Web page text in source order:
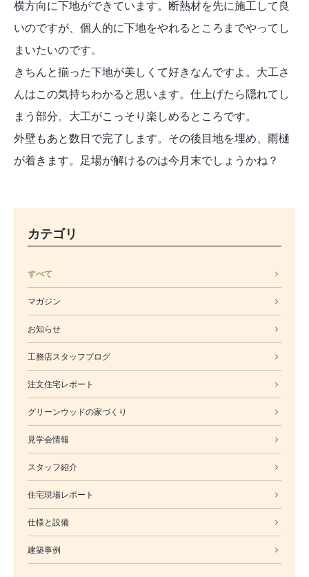
横方向に下地ができています。断熱材を先に施工して良
いのですが、個人的に下地をやれるところまでやってし
まいたいのです。
きちんと揃った下地が美しくて好きなんですよ。大工さ
んはこの気持ちわかると思います。仕上げたら隠れてし
まう部分。大工がこっそり楽しめるところです。
外壁もあと数日で完了します。その後目地を埋め、雨樋
が着きます。足場が解けるのは今月末でしょうかね？
カテゴリ
すべて
マガジン
お知らせ
工務店スタッフブログ
注文住宅レポート
グリーンウッドの家づくり
見学会情報
スタッフ紹介
住宅現場レポート
仕様と設備
建築事例